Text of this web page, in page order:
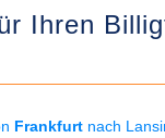
Ihren
Frankfurt nach